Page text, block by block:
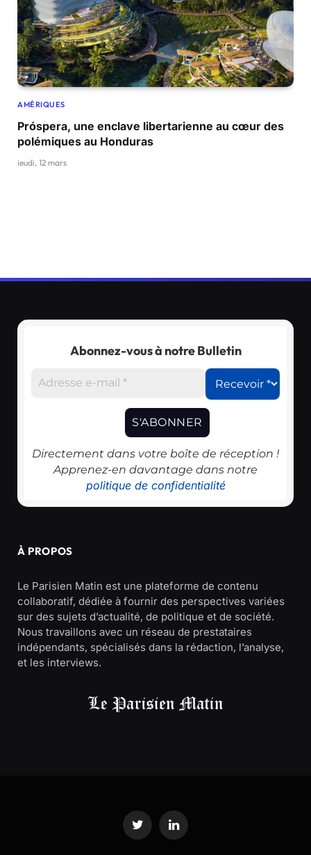
AMÉRIQUES
Próspera, une enclave libertarienne au cœur des
polémiques au Honduras
jeudi, 12 mars
Abonnez-vous à notre Bulletin
Directement dans votre boîte de réception !
Apprenez-en davantage dans notre
politique de confidentialité
À PROPOS
Le Parisien Matin est une plateforme de contenu
collaboratif, dédiée à fournir des perspectives variées
sur des sujets d’actualité, de politique et de société.
Nous travaillons avec un réseau de prestataires
indépendants, spécialisés dans la rédaction, l’analyse,
et les interviews.
Twitter LinkedIn